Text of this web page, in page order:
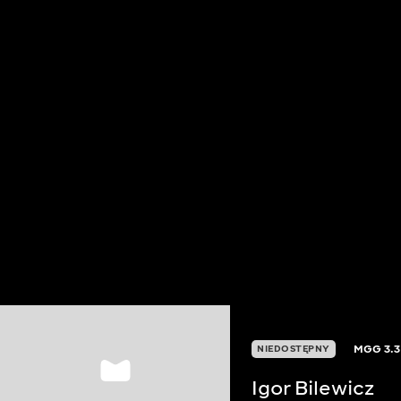
NIEDOSTĘPNY MGG3.3
Igor Bilewicz